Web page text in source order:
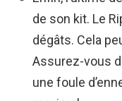
de son kit. Le
dégâts. Cela
Assurez-vous
une foule